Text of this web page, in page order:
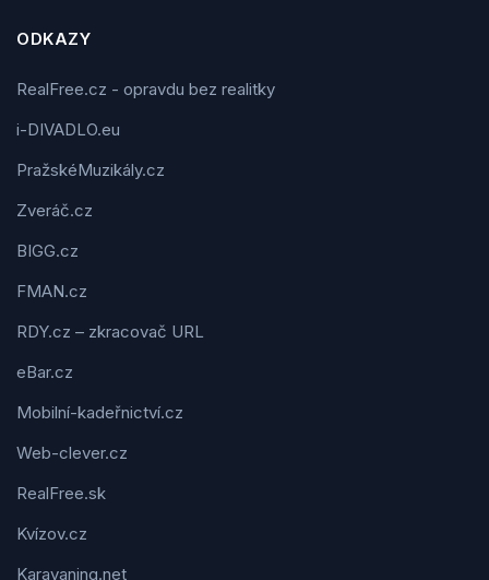
ODKAZY
RealFree.cz - opravdu bez realitky
i-DIVADLO.eu
PražskéMuzikály.cz
Zveráč.cz
BIGG.cz
FMAN.cz
RDY.cz – zkracovač URL
eBar.cz
Mobilní-kadeřnictví.cz
Web-clever.cz
RealFree.sk
Kvízov.cz
Karavaning.net